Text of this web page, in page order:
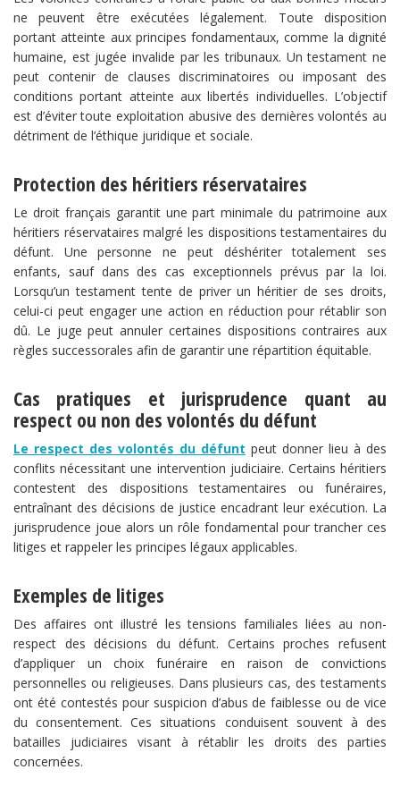
ne peuvent être exécutées légalement. Toute disposition
portant atteinte aux principes fondamentaux, comme la dignité
humaine, est jugée invalide par les tribunaux. Un testament ne
peut contenir de clauses discriminatoires ou imposant des
conditions portant atteinte aux libertés individuelles. L’objectif
est d’éviter toute exploitation abusive des dernières volontés au
détriment de l’éthique juridique et sociale.
Protection des héritiers réservataires
Le droit français garantit une part minimale du patrimoine aux
héritiers réservataires malgré les dispositions testamentaires du
défunt. Une personne ne peut déshériter totalement ses
enfants, sauf dans des cas exceptionnels prévus par la loi.
Lorsqu’un testament tente de priver un héritier de ses droits,
celui-ci peut engager une action en réduction pour rétablir son
dû. Le juge peut annuler certaines dispositions contraires aux
règles successorales afin de garantir une répartition équitable.
Cas pratiques et jurisprudence quant au
respect ou non des volontés du défunt
Le respect des volontés du défunt peut donner lieu à des
conflits nécessitant une intervention judiciaire. Certains héritiers
contestent des dispositions testamentaires ou funéraires,
entraînant des décisions de justice encadrant leur exécution. La
jurisprudence joue alors un rôle fondamental pour trancher ces
litiges et rappeler les principes légaux applicables.
Exemples de litiges
Des affaires ont illustré les tensions familiales liées au non-
respect des décisions du défunt. Certains proches refusent
d’appliquer un choix funéraire en raison de convictions
personnelles ou religieuses. Dans plusieurs cas, des testaments
ont été contestés pour suspicion d’abus de faiblesse ou de vice
du consentement. Ces situations conduisent souvent à des
batailles judiciaires visant à rétablir les droits des parties
concernées.